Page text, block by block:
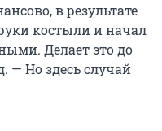
в результате
костыли и начал
Делает это до
— Но здесь случай